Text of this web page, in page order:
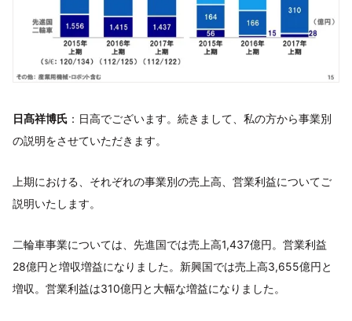
日髙祥博氏 ：日高でございます。続きまして、私の方から事業別
の説明をさせていただきます。
上期における、それぞれの事業別の売上高、営業利益についてご
説明いたします。
二輪車事業については、先進国では売上高1,437億円。営業利益
28億円と増収増益になりました。新興国では売上高3,655億円と
増収。営業利益は310億円と大幅な増益になりました。